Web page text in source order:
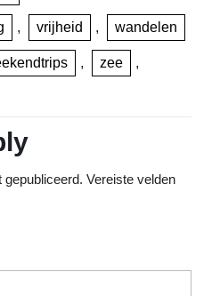
, vrijheid , wandelen
, zee ,
gepubliceerd. Vereiste velden